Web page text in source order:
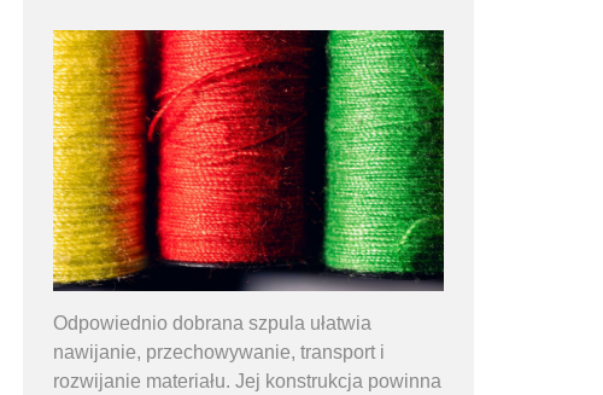
Odpowiednio dobrana szpula ułatwia
nawijanie, przechowywanie, transport i
rozwijanie materiału. Jej konstrukcja powinna